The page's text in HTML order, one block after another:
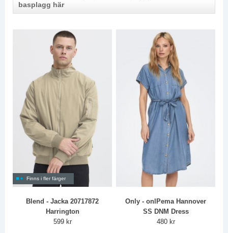
basplagg här
Finns i fler färger
Blend - Jacka 20717872
Harrington
599 kr
Only - onlPema Hannover
SS DNM Dress
480 kr